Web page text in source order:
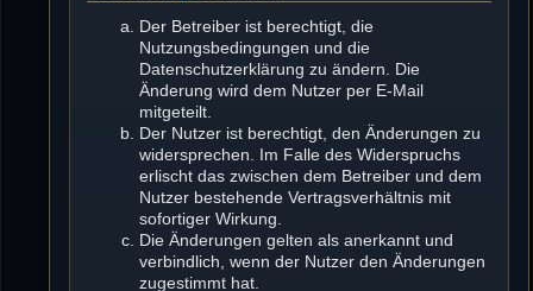
Der Betreiber ist berechtigt, die
Nutzungsbedingungen und die
Datenschutzerklärung zu ändern. Die
Änderung wird dem Nutzer per E-Mail
mitgeteilt.
Der Nutzer ist berechtigt, den Änderungen zu
widersprechen. Im Falle des Widerspruchs
erlischt das zwischen dem Betreiber und dem
Nutzer bestehende Vertragsverhältnis mit
sofortiger Wirkung.
Die Änderungen gelten als anerkannt und
verbindlich, wenn der Nutzer den Änderungen
zugestimmt hat.